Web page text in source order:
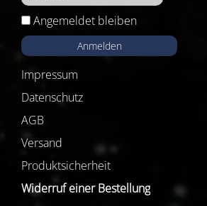
Angemeldet bleiben
Anmelden
Impressum
Datenschutz
AGB
Versand
Produktsicherheit
Widerruf einer Bestellung